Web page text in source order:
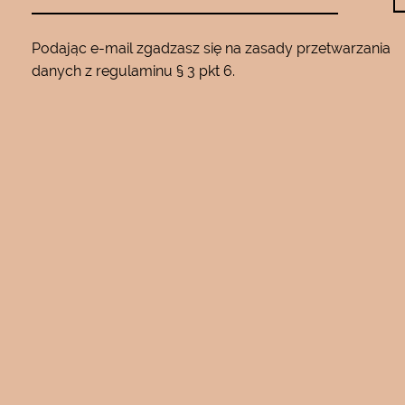
Podając e-mail zgadzasz się na zasady przetwarzania
danych z regulaminu § 3 pkt 6.